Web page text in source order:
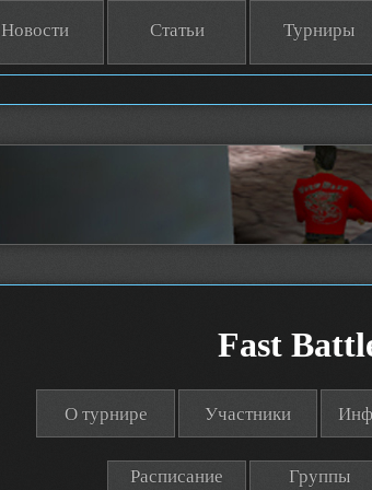
Новости Статьи Турниры
Fast
О турнире Участники
Расписание Группы